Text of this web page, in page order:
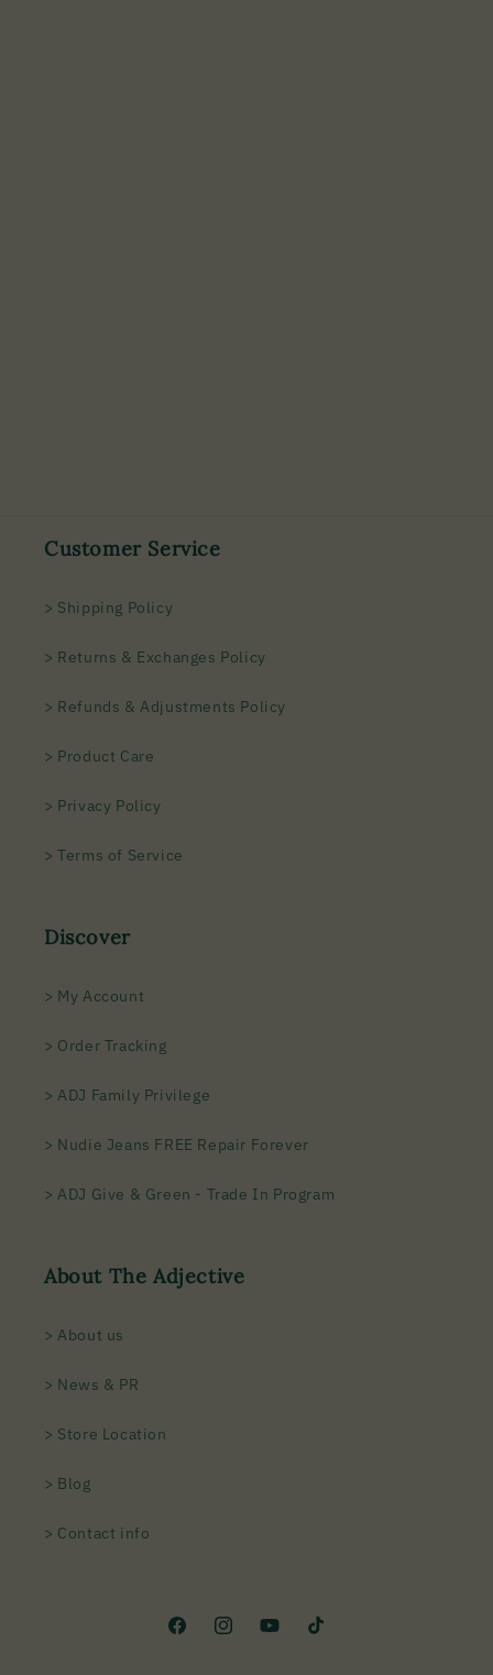
Customer Service
> Shipping Policy
> Returns & Exchanges Policy
> Refunds & Adjustments Policy
> Product Care
> Privacy Policy
> Terms of Service
Discover
> My Account
> Order Tracking
> ADJ Family Privilege
> Nudie Jeans FREE Repair Forever
> ADJ Give & Green - Trade In Program
About The Adjective
> About us
> News & PR
> Store Location
> Blog
> Contact info
FacebookInstagramYouTubeTikTok